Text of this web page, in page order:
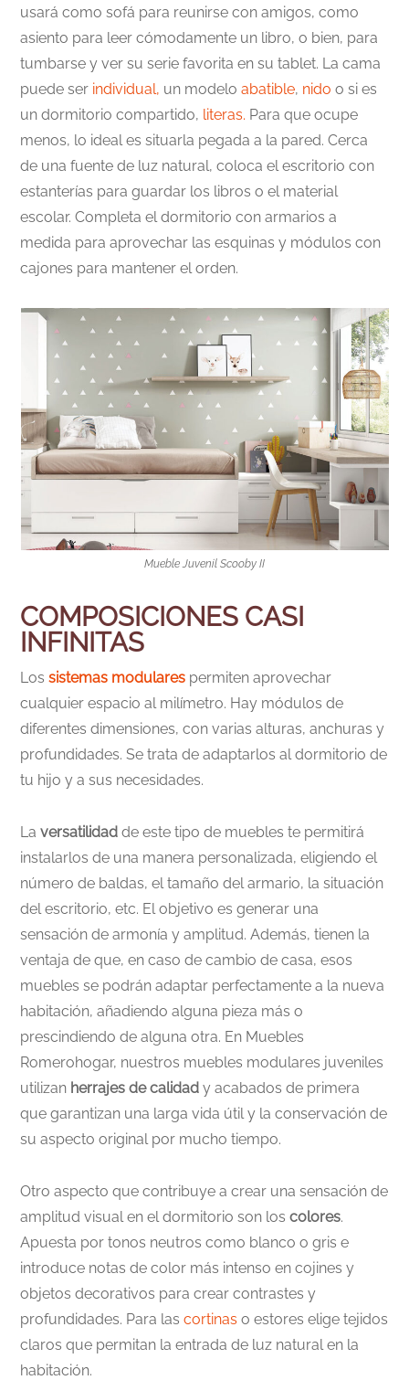
usará como sofá para reunirse con amigos, como
asiento para leer cómodamente un libro, o bien, para
tumbarse y ver su serie favorita en su tablet. La cama
puede ser individual, un modeloabatible, nido o si es
un dormitorio compartido, literas. Para que ocupe
menos, lo ideal es situarla pegada a la pared. Cerca
de una fuente de luz natural, coloca el escritorio con
estanterías para guardar los libros o el material
escolar. Completa el dormitorio con armarios a
medida para aprovechar las esquinas y módulos con
cajones para mantener el orden.
Mueble Juvenil Scooby II
COMPOSICIONES CASI
INFINITAS
Lossistemas modulares permiten aprovechar
cualquier espacio al milímetro. Hay módulos de
diferentes dimensiones, con varias alturas, anchuras y
profundidades. Se trata de adaptarlos al dormitorio de
tu hijo y a sus necesidades.
Laversatilidad de este tipo de muebles te permitirá
instalarlos de una manera personalizada, eligiendo el
número de baldas, el tamaño del armario, la situación
del escritorio, etc. El objetivo es generar una
sensación de armonía y amplitud. Además, tienen la
ventaja de que, en caso de cambio de casa, esos
muebles se podrán adaptar perfectamente a la nueva
habitación, añadiendo alguna pieza más o
prescindiendo de alguna otra. En Muebles
Romerohogar, nuestros muebles modulares juveniles
utilizan herrajes de calidad y acabados de primera
que garantizan una larga vida útil y la conservación de
su aspecto original por mucho tiempo.
Otro aspecto que contribuye a crear una sensación de
amplitud visual en el dormitorio son loscolores.
Apuesta por tonos neutros como blanco o gris e
introduce notas de color más intenso en cojines y
objetos decorativos para crear contrastes y
profundidades. Para lascortinas o estores elige tejidos
claros que permitan la entrada de luz natural en la
habitación.